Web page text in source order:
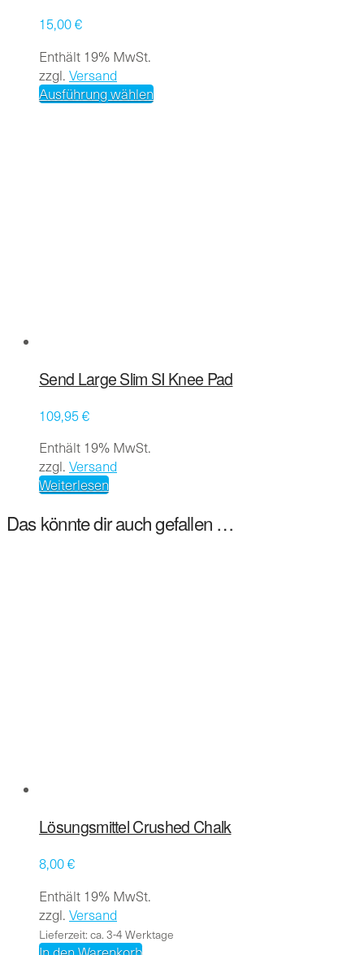
15,00€
Enthält 19% MwSt.
zzgl. Versand
Ausführung wählenDieses
Send Large Slim SI Knee Pad
109,95€
Enthält 19% MwSt.
zzgl. Versand
Weiterlesen
Das könnte dir auch gefallen …
Lösungsmittel Crushed Chalk
8,00€
Enthält 19% MwSt.
zzgl. Versand
Lieferzeit: ca. 3-4 Werktage